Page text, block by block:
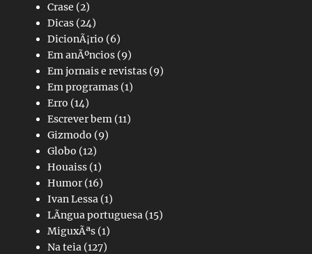
Crase (2)
Dicas (24)
DicionÃ¡rio (6)
Em anÃºncios (9)
Em jornais e revistas (9)
Em programas (1)
Erro (14)
Escrever bem (11)
Gizmodo (9)
Globo (12)
Houaiss (1)
Humor(16)
Ivan Lessa (1)
LÃ­ngua portuguesa (15)
MiguxÃªs (1)
Na teia (127)